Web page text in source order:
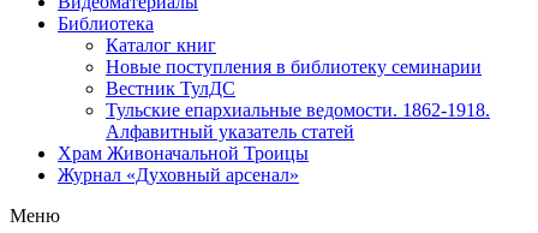
Библиотека
Каталог книг
Новые поступления в библиотеку семинарии
Вестник ТулДС
Тульские епархиальные ведомости. 1862-1918.
Алфавитный указатель статей
Храм Живоначальной Троицы
Журнал «Духовный арсенал»
Меню